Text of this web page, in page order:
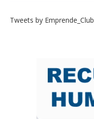
Tweets by Emprende_Club